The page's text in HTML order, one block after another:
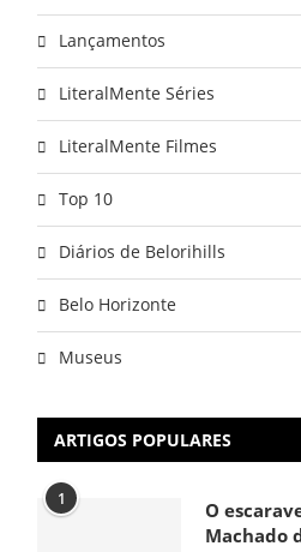
Lançamentos
LiteralMente Séries
LiteralMente Filmes
Top 10
Diários de Belorihills
Belo Horizonte
Museus
ARTIGOS POPULARES
1
O
Machado